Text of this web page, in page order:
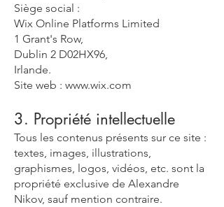
Siège social :
Wix Online Platforms Limited
1 Grant's Row,
Dublin 2 D02HX96,
Irlande.
Site web : www.wix.com
3. Propriété intellectuelle
Tous les contenus présents sur ce site :
textes, images, illustrations,
graphismes, logos, vidéos, etc. sont la
propriété exclusive de Alexandre
Nikov, sauf mention contraire.